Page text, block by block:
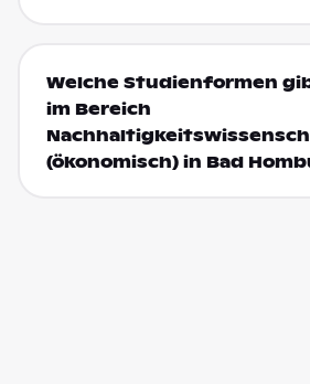
Welche Studienformen
im Bereich
(ökonomisch) in Bad